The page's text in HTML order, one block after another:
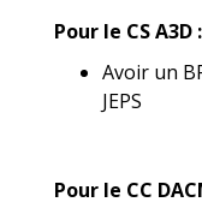
Pour le CS A3D :
Avoir un
JEPS
Pour le CC